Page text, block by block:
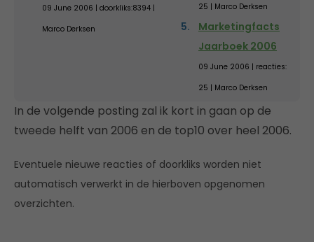
09 June 2006 | doorkliks:8394 |
Marco Derksen
25 | Marco Derksen
Marketingfacts
Jaarboek 2006
09 June 2006 | reacties:
25 | Marco Derksen
In de volgende posting zal ik kort in gaan op de
tweede helft van 2006 en de top10 over heel 2006.
Eventuele nieuwe reacties of doorkliks worden niet
automatisch verwerkt in de hierboven opgenomen
overzichten.